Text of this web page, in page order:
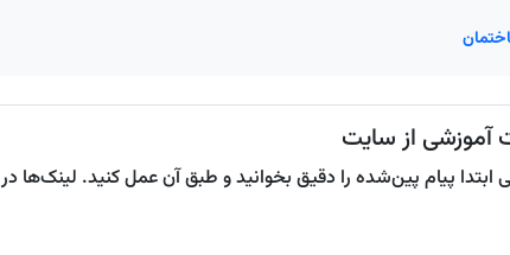
آموزشی از سایت
پیام پین‌شده را دقیق بخوانید و طبق آن عمل کنید. لینک‌ها در